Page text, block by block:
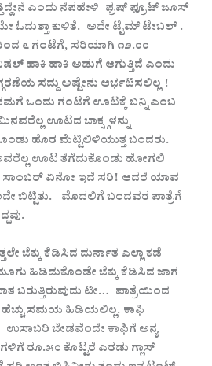
ಎಂದು ನೆಪಹೇಳಿ ಫ್ರಷ್ಫ್ರೂಟ್ಜೂಸ್
ಓದುತ್ತಾಕುಳಿತೆ. ಅದೇ ಟೈಮ್ಟೇಬಲ್ .
೬ಗಂಟೆಗೆ, ಸರಿಯಾಗಿ ೧೨.೦೦
ಹಾಕಿ ಹಾಕಿ ಅಡುಗೆ ಆಗುತ್ತಿದೆ ಎಂದು
ಸದ್ದುಅಷ್ಟೇನು ಆರ್ಭಟಿಸಲಿಲ್ಲ !
ಒಂದು ಗಂಟೆಗೆ ಊಟಕ್ಕೆಬನ್ನಿಎಂಬ
ಊಟದಬಾಕ್ಸ್ಗಳನ್ನು
ಹೊರ ಮೆಟ್ಟಿಲಿಳಿಯುತ್ತಬಂದರು.
ಊಟತೆಗೆದುಕೊಂಡು ಹೋಗಲಿ
ಏನೋ ಇದೆ ಸರಿ! ಆದರೆ ಯಾವ
ಬಿಟ್ಟಿತು. ಮೊದಲಿಗೆಬಂದವರ ಪಾತ್ರೆಗೆ
ಬೆಕ್ಕುಕೆಡಿಸಿದ ದುರ್ನಾತ ಎಲ್ಲಾಕಡೆ
ಹಿಡಿದುಕೊಂಡೇಬೆಕ್ಕುಕೆಡಿಸಿದಜಾಗ
ಬರುತ್ತಿರುವುದು ಟೀ… ಪಾತ್ರೆಯಿಂದ
ಹೆಚ್ಚುಸಮಯ ಹಿಡಿಯಲಿಲ್ಲ. ಕಾಫಿ
ಉಸಾಬರಿಬೇಡವೆಂದೇ ಕಾಫಿಗೆ ಅನ್ಯ
ರೂ.೫೦ಕೊಟ್ಟರೆ ಎರಡು ಗ್ಲಾಸ್